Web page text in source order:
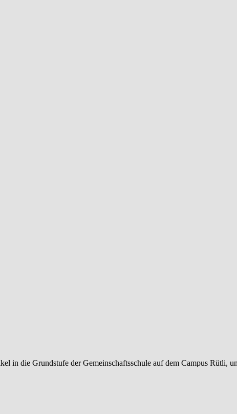
in die Grundstufe der Gemeinschaftsschule auf dem Campus Rütli,